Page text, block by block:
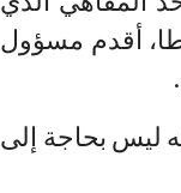
أقدم مسؤول
ليس بحاجة إلى